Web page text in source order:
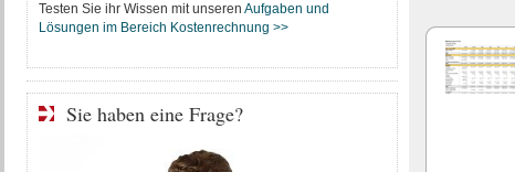
Testen Sie ihr Wissen mit unseren Aufgaben und
Lösungen im Bereich Kostenrechnung >>
Sie haben eine Frage?